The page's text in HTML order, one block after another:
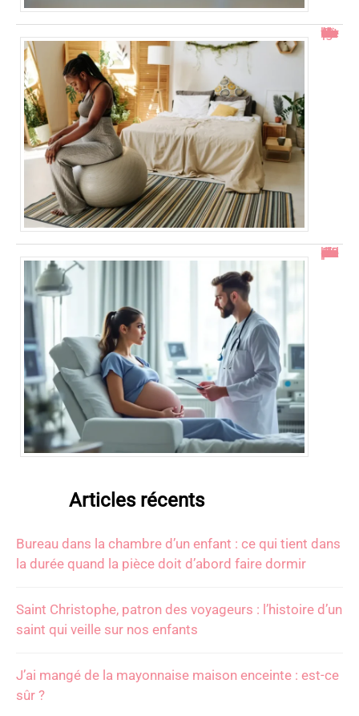
Col ouvert à 1 doigt : accouchement dans combien de temps ?
En combien de temps se résorbe un décollement placentaire ?
Articles récents
Bureau dans la chambre d’un enfant : ce qui tient dans
la durée quand la pièce doit d’abord faire dormir
Saint Christophe, patron des voyageurs : l’histoire d’un
saint qui veille sur nos enfants
J’ai mangé de la mayonnaise maison enceinte : est-ce
sûr ?